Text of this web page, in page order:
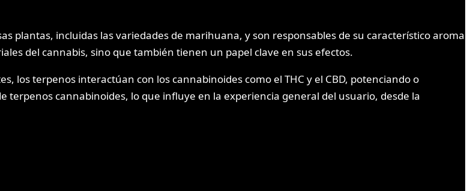
plantas, incluidas las variedades de marihuana, y son responsables de su característico aroma
del cannabis, sino que también tienen un papel clave en sus efectos.
los terpenos interactúan con los cannabinoides como el THC y el CBD, potenciando o
terpenos cannabinoides, lo que influye en la experiencia general del usuario, desde la